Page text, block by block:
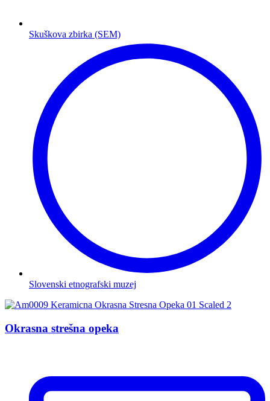
Skuškova zbirka (SEM)
Slovenski etnografski muzej
Okrasna strešna opeka